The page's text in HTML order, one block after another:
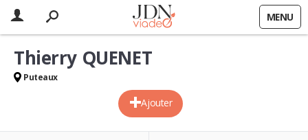
MENU
Ajouter
Thierry QUENET
Puteaux